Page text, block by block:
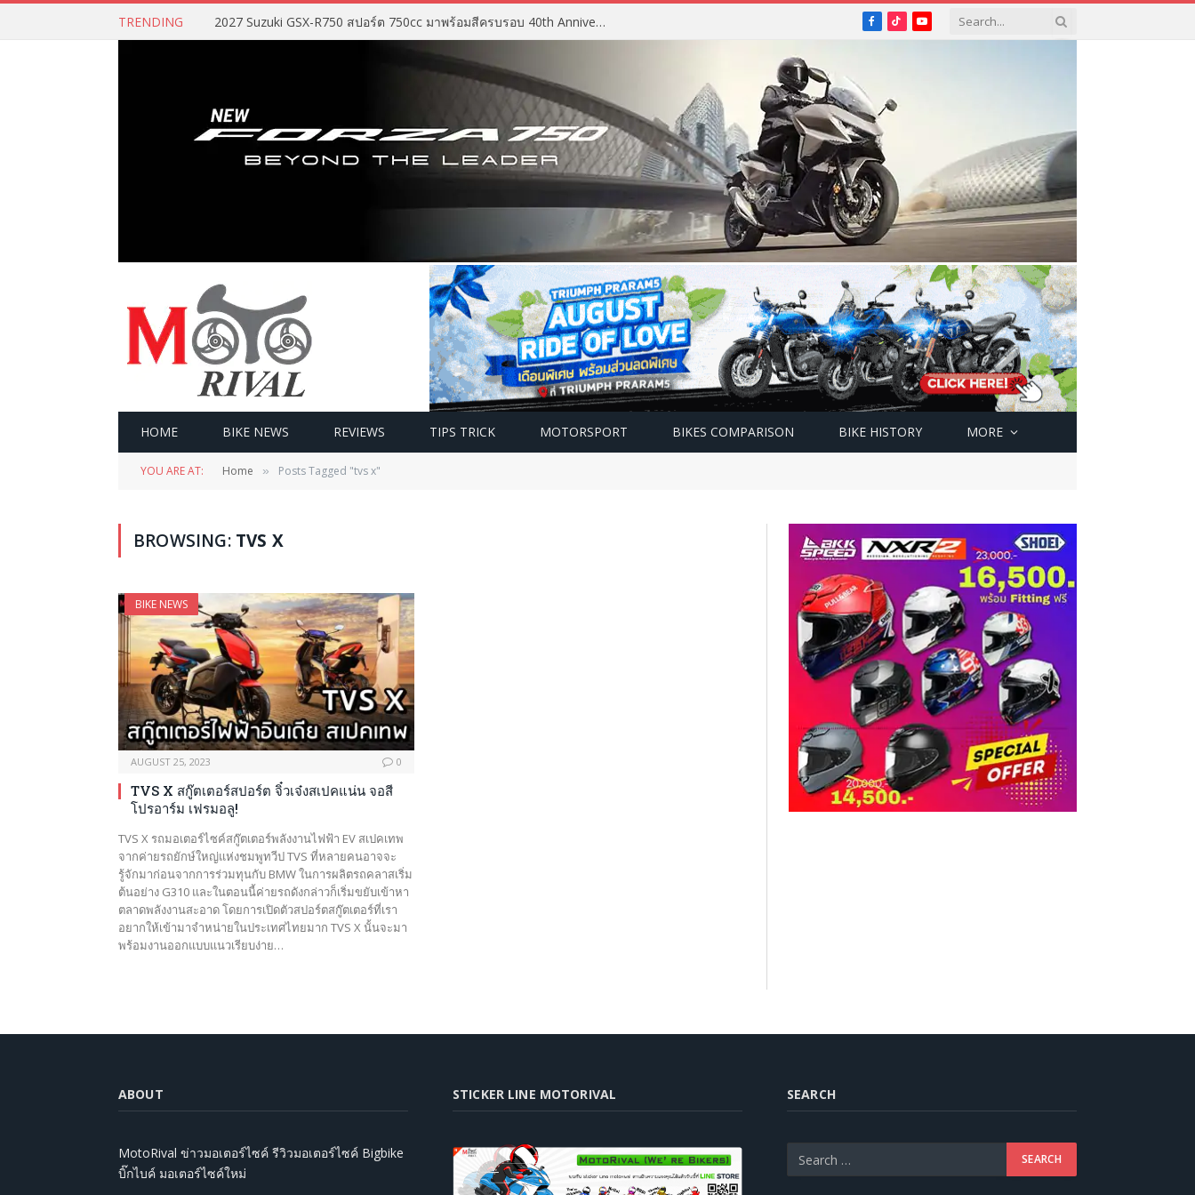
TRENDING 2027 Suzuki GSX-R750 สปอร์ต 750cc มาพร้อมสีครบรอบ 40th Anniversary Facebook
TikTokYouTube
HOME BIKE NEWS REVIEWS TIPS TRICK MOTORSPORT BIKES COMPARISON BIKE HISTORY MORE
YOU ARE AT: Home » Posts Tagged "tvs x"
BROWSING: TVS X
BIKE NEWS
AUGUST 25, 2023 0
TVS X สกู๊ตเตอร์สปอร์ต จิ๋วเจ๋งสเปคแน่น จอสี
โปรอาร์ม เฟรมอลู!
TVS X รถมอเตอร์ไซค์สกู๊ตเตอร์พลังงานไฟฟ้า EV สเปคเทพ
จากค่ายรถยักษ์ใหญ่แห่งชมพูทวีป TVS ที่หลายคนอาจจะ
รู้จักมาก่อนจากการร่วมทุนกับ BMW ในการผลิตรถคลาสเริ่ม
ต้นอย่าง G310 และในตอนนี้ค่ายรถดังกล่าวก็เริ่มขยับเข้าหา
ตลาดพลังงานสะอาด โดยการเปิดตัวสปอร์ตสกู๊ตเตอร์ที่เรา
อยากให้เข้ามาจำหน่ายในประเทศไทยมาก TVS X นั้นจะมา
พร้อมงานออกแบบแนวเรียบง่าย…
ABOUT
MotoRival ข่าวมอเตอร์ไซค์ รีวิวมอเตอร์ไซค์ Bigbike
บิ๊กไบค์ มอเตอร์ไซค์ใหม่
STICKER LINE MOTORIVAL SEARCH